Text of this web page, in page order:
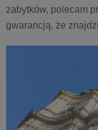
zabytków, polecam
gwarancją, że